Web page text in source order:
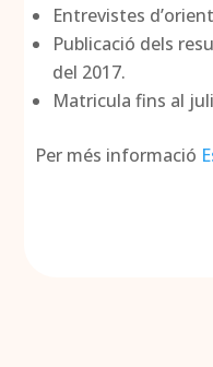
Entrevistes
Publicació dels
del 2017.
Matricula fins al
Per més informació